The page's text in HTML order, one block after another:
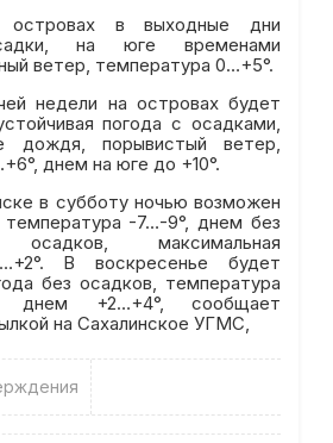
островах в выходные дни
на юге временами
ветер, температура 0…+5°.
недели на островах будет
погода с осадками,
порывистый ветер,
днем на юге до +10°.
в субботу ночью возможен
температура -7…-9°, днем без
осадков, максимальная
В воскресенье будет
без осадков, температура
днем +2…+4°, сообщает
на Сахалинское УГМС,